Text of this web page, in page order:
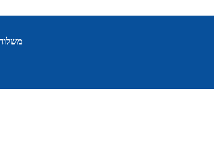
משלוח